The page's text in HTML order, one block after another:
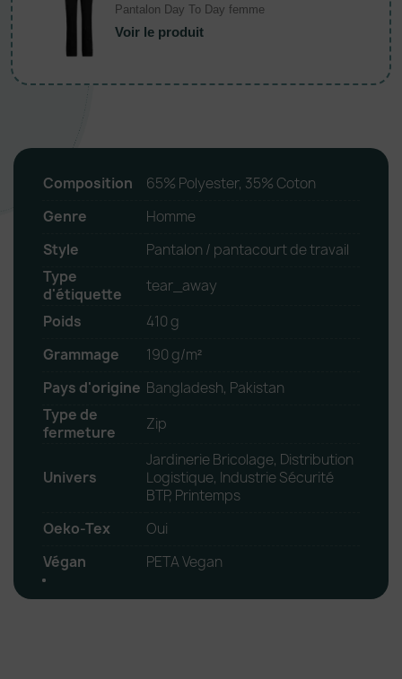
Pantalon Day To Day femme
Voir le produit
Composition
65% Polyester, 35% Coton
Genre
Homme
Style
Pantalon / pantacourt de travail
Type
d'étiquette
tear_away
Poids
410 g
Grammage
190 g/m²
Pays d'origine Bangladesh, Pakistan
Type de
fermeture
Zip
Univers
Jardinerie Bricolage, Distribution
Logistique, Industrie Sécurité
BTP, Printemps
Oeko-Tex
Oui
Végan
PETA Vegan